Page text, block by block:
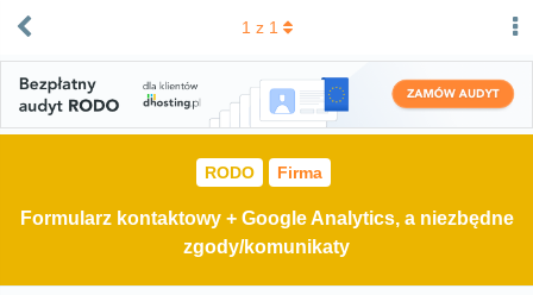
RODO Firma
Formularz kontaktowy + Google Analytics, a niezbędne
zgody/komunikaty
1 z 1